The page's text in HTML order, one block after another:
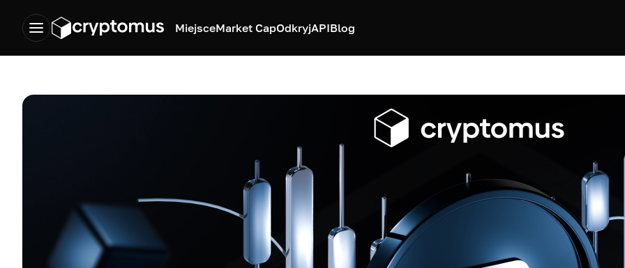
MiejsceMarket CapOdkryjAPIBlog